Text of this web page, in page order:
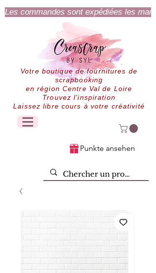
Les commandes sont expédiées les
Votre boutique de fournitures de
scrapbooking
en région Centre Val de Loire
Trouvez l'inspiration
Laissez libre cours à votre créativité
Punkte ansehen